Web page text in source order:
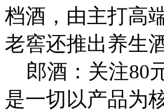
档酒，由主打高
老窖还推出养生
郎酒：关注80
是一切以产品为